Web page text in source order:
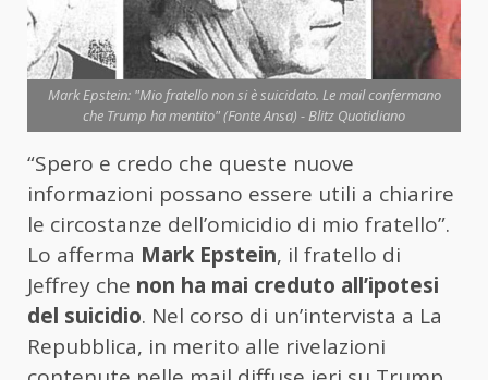
Mark Epstein: "Mio fratello non si è suicidato. Le mail confermano
che Trump ha mentito" (Fonte Ansa) - Blitz Quotidiano
“Spero e credo che queste nuove
informazioni possano essere utili a chiarire
le circostanze dell’omicidio di mio fratello”.
Lo afferma Mark Epstein, il fratello di
Jeffrey che non ha mai creduto all’ipotesi
del suicidio. Nel corso di un’intervista a La
Repubblica, in merito alle rivelazioni